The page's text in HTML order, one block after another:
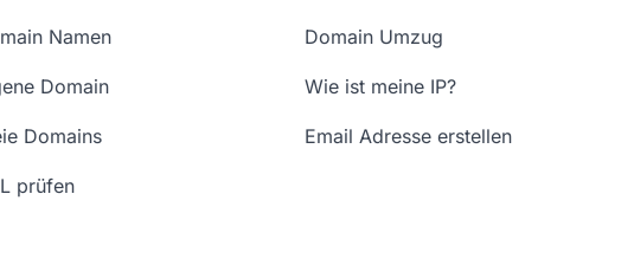
Namen
Domain
Domains
prüfen
Domain Umzug
Wie ist meine IP?
Email Adresse erstellen